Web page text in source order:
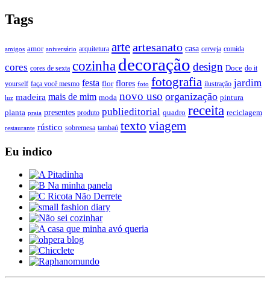
Tags
amigos amor aniversário arquitetura arteartesanato casa cerveja comida
cores cores de sexta cozinha decoração design Doce do it
yourself faça você mesmo festa flor flores foto fotografia ilustração jardim
luz madeira mais de mim moda novo uso organização pintura
planta praia presentes produto publieditorial quadro receita reciclagem
restaurante rústico sobremesa tambaú texto viagem
Eu indico